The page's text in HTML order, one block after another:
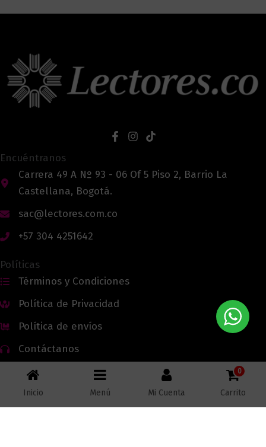
Encuéntranos
Carrera 49 A Nº 93 - 06 Of 5 Piso 2, Barrio La
Castellana, Bogotá.
sac@lectores.com.co
+57 304 4251642
Políticas
Términos y Condiciones
Política de Privacidad
Política de envíos
Contáctanos
Todos los derechos reservados © 2026 Lectores.co |
Inicio Menú Mi Cuenta
0
Carrito